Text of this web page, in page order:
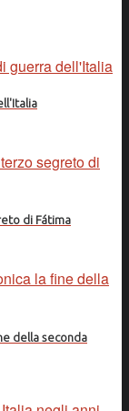
di Fátima
della seconda